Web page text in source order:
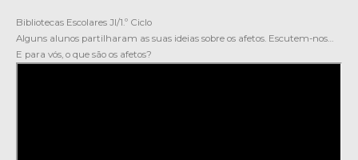
Bibliotecas Escolares JI/1.º Ciclo
Alguns alunos partilharam as suas ideias sobre os afetos. Escutem-nos…
E para vós, o que são os afetos?